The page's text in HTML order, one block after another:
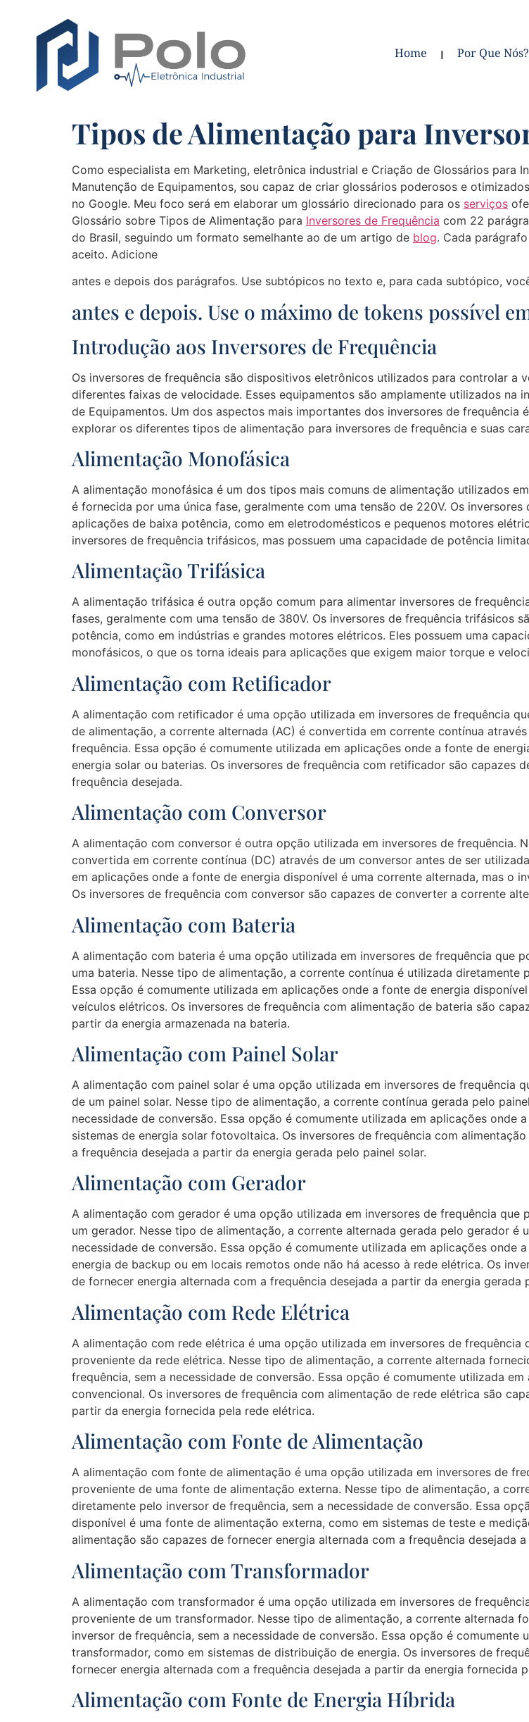
Home Por Que Nós?
Tipos de Alimentação para
Como especialista em Marketing, eletrônica industrial e Criação de Glossários para
Manutenção de Equipamentos, sou capaz de criar glossários poderosos e
no Google. Meu foco será em elaborar um glossário direcionado para os serviços
Glossário sobre Tipos de Alimentação para Inversores de Frequência com 22
do Brasil, seguindo um formato semelhante ao de um artigo de blog. Cada
aceito. Adicione
antes e depois dos parágrafos. Use subtópicos no texto e, para cada subtópico,
antes e depois. Use o máximo de tokens possível
Introdução aos Inversores de Frequência
Os inversores de frequência são dispositivos eletrônicos utilizados para controlar a
diferentes faixas de velocidade. Esses equipamentos são amplamente utilizados na
de Equipamentos. Um dos aspectos mais importantes dos inversores de
explorar os diferentes tipos de alimentação para inversores de frequência e suas
Alimentação Monofásica
A alimentação monofásica é um dos tipos mais comuns de alimentação utilizados
é fornecida por uma única fase, geralmente com uma tensão de 220V. Os
aplicações de baixa potência, como em eletrodomésticos e pequenos motores
inversores de frequência trifásicos, mas possuem uma capacidade de potência
Alimentação Trifásica
A alimentação trifásica é outra opção comum para alimentar inversores de
fases, geralmente com uma tensão de 380V. Os inversores de frequência trifásicos
potência, como em indústrias e grandes motores elétricos. Eles possuem uma
monofásicos, o que os torna ideais para aplicações que exigem maior torque e
Alimentação com Retificador
A alimentação com retificador é uma opção utilizada em inversores de frequência
de alimentação, a corrente alternada (AC) é convertida em corrente contínua
frequência. Essa opção é comumente utilizada em aplicações onde a fonte de
energia solar ou baterias. Os inversores de frequência com retificador são capazes
frequência desejada.
Alimentação com Conversor
A alimentação com conversor é outra opção utilizada em inversores de frequência.
convertida em corrente contínua (DC) através de um conversor antes de ser
em aplicações onde a fonte de energia disponível é uma corrente alternada, mas o
Os inversores de frequência com conversor são capazes de converter a corrente
Alimentação com Bateria
A alimentação com bateria é uma opção utilizada em inversores de frequência que
uma bateria. Nesse tipo de alimentação, a corrente contínua é utilizada diretamente
Essa opção é comumente utilizada em aplicações onde a fonte de energia
veículos elétricos. Os inversores de frequência com alimentação de bateria são
partir da energia armazenada na bateria.
Alimentação com Painel Solar
A alimentação com painel solar é uma opção utilizada em inversores de frequência
de um painel solar. Nesse tipo de alimentação, a corrente contínua gerada pelo
necessidade de conversão. Essa opção é comumente utilizada em aplicações onde
sistemas de energia solar fotovoltaica. Os inversores de frequência com
a frequência desejada a partir da energia gerada pelo painel solar.
Alimentação com Gerador
A alimentação com gerador é uma opção utilizada em inversores de frequência
um gerador. Nesse tipo de alimentação, a corrente alternada gerada pelo gerador
necessidade de conversão. Essa opção é comumente utilizada em aplicações
energia de backup ou em locais remotos onde não há acesso à rede elétrica. Os
de fornecer energia alternada com a frequência desejada a partir da energia gerada
Alimentação com Rede Elétrica
A alimentação com rede elétrica é uma opção utilizada em inversores de frequência
proveniente da rede elétrica. Nesse tipo de alimentação, a corrente alternada
frequência, sem a necessidade de conversão. Essa opção é comumente utilizada
convencional. Os inversores de frequência com alimentação de rede elétrica são
partir da energia fornecida pela rede elétrica.
Alimentação com Fonte de Alimentação
A alimentação com fonte de alimentação é uma opção utilizada em inversores de
proveniente de uma fonte de alimentação externa. Nesse tipo de alimentação, a
diretamente pelo inversor de frequência, sem a necessidade de conversão. Essa
disponível é uma fonte de alimentação externa, como em sistemas de teste e
alimentação são capazes de fornecer energia alternada com a frequência
Alimentação com Transformador
A alimentação com transformador é uma opção utilizada em inversores de
proveniente de um transformador. Nesse tipo de alimentação, a corrente alternada
inversor de frequência, sem a necessidade de conversão. Essa opção é
transformador, como em sistemas de distribuição de energia. Os inversores de
fornecer energia alternada com a frequência desejada a partir da energia fornecida
Alimentação com Fonte de Energia Híbrida